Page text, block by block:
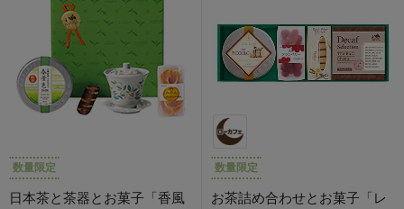
数量限定
日本茶と茶器とお菓子「香風
数量限定
お茶詰め合わせとお菓子「レ